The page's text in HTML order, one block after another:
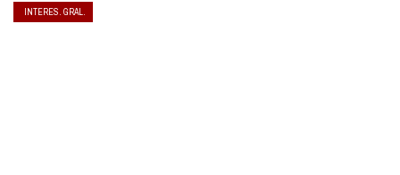
INTERES. GRAL.